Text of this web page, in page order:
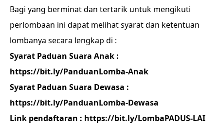
Bagi yang berminat dan tertarik untuk mengikuti
perlombaan ini dapat melihat syarat dan ketentuan
lombanya secara lengkap di :
Syarat Paduan Suara Anak :
https://bit.ly/PanduanLomba-Anak
Syarat Paduan Suara Dewasa :
https://bit.ly/PanduanLomba-Dewasa
Link pendaftaran : https://bit.ly/LombaPADUS-LAI